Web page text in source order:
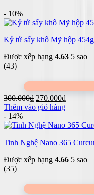
- 10%
Kỷ tử sấy khô Mỹ hộp
Được xếp hạng 4.63 5 sao
(43)
300.000₫ Giá
gốc
300.000₫.
270.000₫Giá
là:
Thêm vào giỏ hàng
- 14%
Tinh Nghệ Nano 365
Được xếp hạng 4.66 5 sao
(35)